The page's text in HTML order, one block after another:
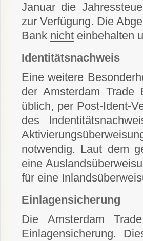
Januar die
zur Verfügung. Die
Bank nicht einbehalten
Identitätsnachweis
Eine weitere
der Amsterdam
üblich, per Post-Ident-
des
notwendig. Laut dem
eine
für eine
Einlagensicherung
Die Amsterdam
Einlagensicherung.